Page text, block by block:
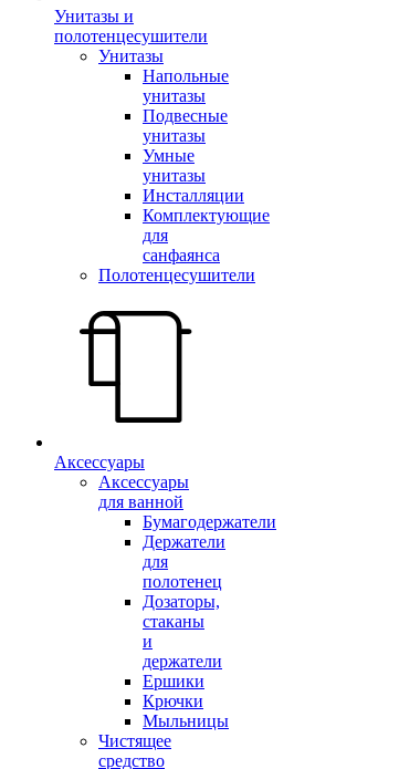
Унитазы и
полотенцесушители
Унитазы
Напольные
унитазы
Подвесные
унитазы
Умные
унитазы
Инсталляции
Комплектующие
для
санфаянса
Полотенцесушители
Аксессуары
Аксессуары
для ванной
Бумагодержатели
Держатели
для
полотенец
Дозаторы,
стаканы
и
держатели
Ершики
Крючки
Мыльницы
Чистящее
средство